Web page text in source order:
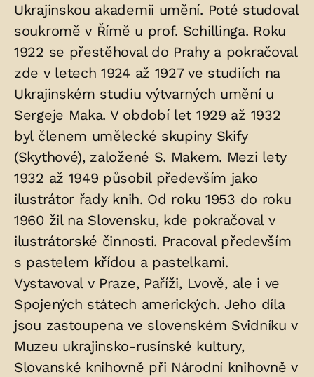
Ukrajinskou akademii umění. Poté studoval
soukromě v Římě u prof. Schillinga. Roku
1922 se přestěhoval do Prahy a pokračoval
zde v letech 1924 až 1927 ve studiích na
Ukrajinském studiu výtvarných umění u
Sergeje Maka. V období let 1929 až 1932
byl členem umělecké skupiny Skify
(Skythové), založené S. Makem. Mezi lety
1932 až 1949 působil především jako
ilustrátor řady knih. Od roku 1953 do roku
1960 žil na Slovensku, kde pokračoval v
ilustrátorské činnosti. Pracoval především
s pastelem křídou a pastelkami.
Vystavoval v Praze, Paříži, Lvově, ale i ve
Spojených státech amerických. Jeho díla
jsou zastoupena ve slovenském Svidníku v
Muzeu ukrajinsko-rusínské kultury,
Slovanské knihovně při Národní knihovně v